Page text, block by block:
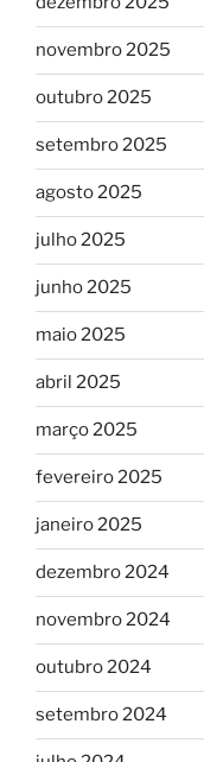
novembro 2025
outubro 2025
setembro 2025
agosto 2025
julho 2025
junho 2025
maio 2025
abril 2025
março 2025
fevereiro 2025
janeiro 2025
dezembro 2024
novembro 2024
outubro 2024
setembro 2024